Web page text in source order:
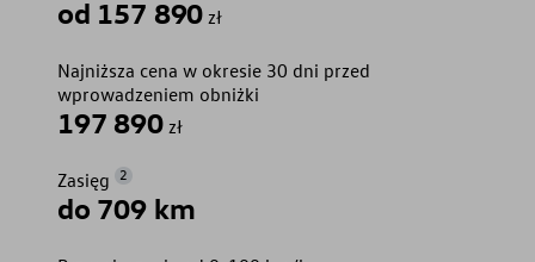
od 157 890 zł
Najniższa cena w okresie 30 dni przed
wprowadzeniem obniżki
197 890 zł
Zasięg 2
do 709 km